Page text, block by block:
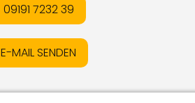
09191 7232 39
E-MAIL SENDEN